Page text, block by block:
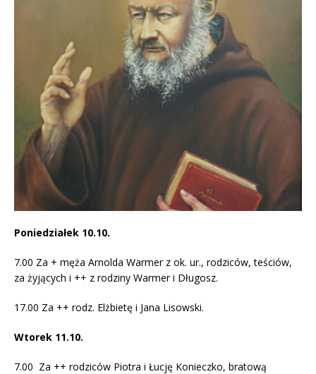
Poniedziałek 10.10.
7.00 Za + męża Arnolda Warmer z ok. ur., rodziców, teściów,
za żyjących i ++ z rodziny Warmer i Długosz.
17.00 Za ++ rodz. Elżbietę i Jana Lisowski.
Wtorek 11.10.
7.00 Za ++ rodziców Piotra i Łucję Konieczko, bratową